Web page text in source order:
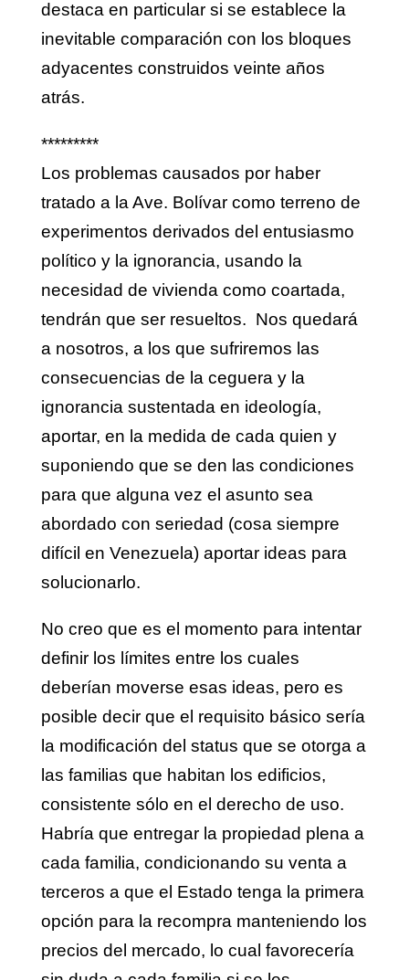
destaca en particular si se establece la
inevitable comparación con los bloques
adyacentes construidos veinte años
atrás.
*********
Los problemas causados por haber
tratado a la Ave. Bolívar como terreno de
experimentos derivados del entusiasmo
político y la ignorancia, usando la
necesidad de vivienda como coartada,
tendrán que ser resueltos. Nos quedará
a nosotros, a los que sufriremos las
consecuencias de la ceguera y la
ignorancia sustentada en ideología,
aportar, en la medida de cada quien y
suponiendo que se den las condiciones
para que alguna vez el asunto sea
abordado con seriedad (cosa siempre
difícil en Venezuela) aportar ideas para
solucionarlo.
No creo que es el momento para intentar
definir los límites entre los cuales
deberían moverse esas ideas, pero es
posible decir que el requisito básico sería
la modificación del status que se otorga a
las familias que habitan los edificios,
consistente sólo en el derecho de uso.
Habría que entregar la propiedad plena a
cada familia, condicionando su venta a
terceros a que el Estado tenga la primera
opción para la recompra manteniendo los
precios del mercado, lo cual favorecería